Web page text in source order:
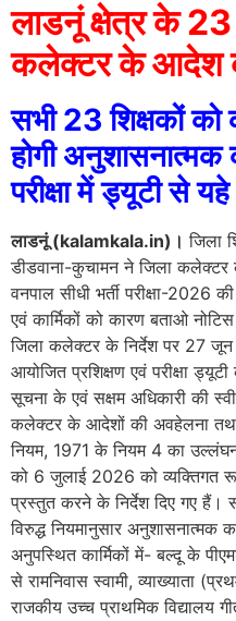
लाडनूं क्षेत्र के 23
कलेक्टर के आदेश
सभी 23 शिक्षकों
होगी अनुशासनात्मक
परीक्षा में ड्यूटी से
लाडनूं (kalamkala.in)। जिला
डीडवाना-कुचामन ने जिला
वनपाल सीधी भर्ती परीक्षा-2026
एवं कार्मिकों को कारण बताओ
जिला कलेक्टर के निर्देश पर 27 जून
आयोजित प्रशिक्षण एवं परीक्षा
सूचना के एवं सक्षम अधिकारी की
कलेक्टर के आदेशों की अवहेलना
नियम, 1971 के नियम 4 का उल्लंघन
को 6 जुलाई 2026 को व्यक्तिगत
प्रस्तुत करने के निर्देश दिए गए
विरुद्ध नियमानुसार अनुशासनात्मक
अनुपस्थित कार्मिकों में- बल्दू के
से रामनिवास स्वामी, व्याख्याता
राजकीय उच्च प्राथमिक विद्यालय